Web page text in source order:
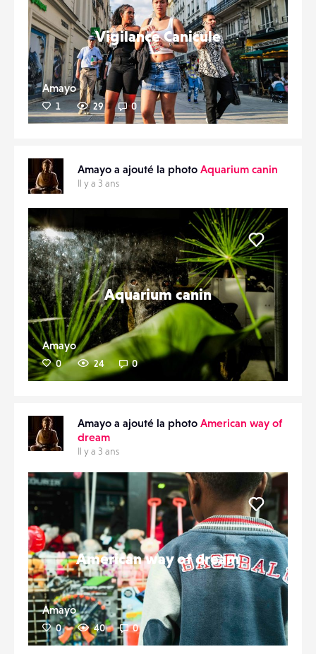
Vigilance Canicule
Amayo
1 29 0
Amayo a ajouté la photo Aquarium canin
Il y a 3 ans
Aquarium canin
Amayo
0 24 0
Amayo a ajouté la photo American way of
dream
Il y a 3 ans
American way of dream
Amayo
0 40 0
Liker